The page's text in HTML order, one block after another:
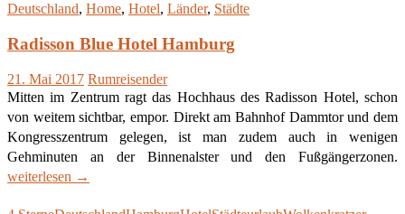
Deutschland, Home, Hotel, Länder, Städte
Radisson Blue Hotel Hamburg
21. Mai 2017 Rumreisender
Mitten im Zentrum ragt das Hochhaus des Radisson Hotel, schon
von weitem sichtbar, empor. Direkt am Bahnhof Dammtor und dem
Kongresszentrum gelegen, ist man zudem auch in wenigen
Gehminuten an der Binnenalster und den Fußgängerzonen.
weiterlesen →